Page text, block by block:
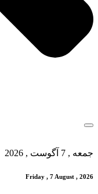
جمعه , 7 آگوست , 2026
Friday , 7 August , 2026